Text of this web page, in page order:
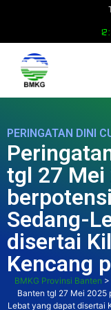
PERINGATAN DINI
tgl 27 Mei
Sedang-
disertai
Kencang
BMKG Provinsi Banten >
Banten tgl 27 Mei 2025
Lebat yang dapat disertai